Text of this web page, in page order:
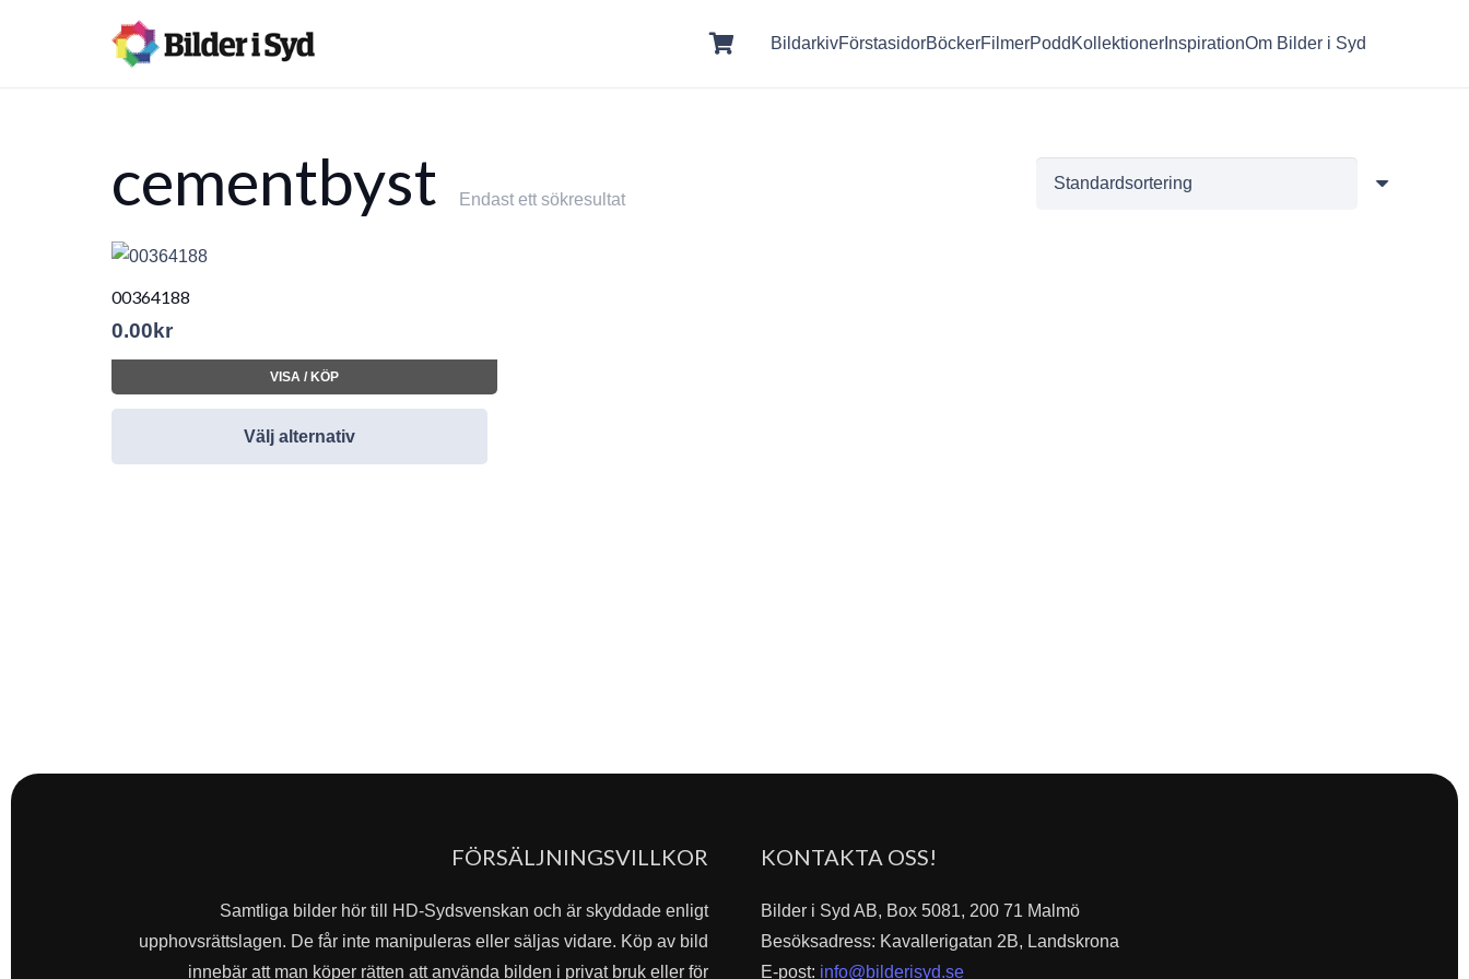
BildarkivFörstasidorBöckerFilmerPodd Kollektioner InspirationOm Bilder i Syd
cementbyst Endast ett sökresultat
00364188
0.00 kr
VISA / KÖP
Välj alternativ
FÖRSÄLJNINGSVILLKOR
Samtliga bilder hör till HD-Sydsvenskan och är skyddade enligt
upphovsrättslagen. De får inte manipuleras eller säljas vidare. Köp av bild
innebär att man köper rätten att använda bilden i privat bruk eller för
KONTAKTA OSS!
Bilder i Syd AB, Box 5081, 200 71 Malmö
Besöksadress: Kavallerigatan 2B, Landskrona
E-post: info@bilderisyd.se